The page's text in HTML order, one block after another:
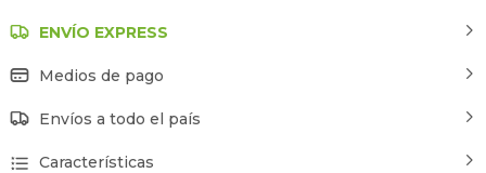
ENVÍO EXPRESS
Medios de pago
Envíos a todo el país
Características